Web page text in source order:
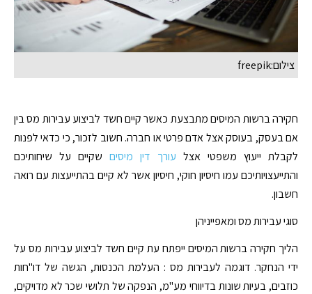
צילום:freepik
חקירה ברשות המיסים מתבצעת כאשר קיים חשד לביצוע עבירות מס בין
אם בעסק, בעוסק אצל אדם פרטי או חברה. חשוב לזכור, כי כדאי לפנות
לקבלת ייעוץ משפטי אצל עורך דין מיסיםשקיים על שיחותיכם
והתייעצויותיכם עמו חיסיון חוקי, חיסיון אשר לא קיים בהתייעצות עם רואה
חשבון.
סוגי עבירות מס ומאפייניהן
הליך חקירה ברשות המיסים ייפתח עת קיים חשד לביצוע עבירות מס על
ידי הנחקר. דוגמה לעבירות מס : העלמת הכנסות, הגשה של דו"חות
כוזבים, בעיות שונות בדיווחי מע"מ, הנפקה של תלושי שכר לא מדויקים,